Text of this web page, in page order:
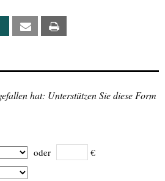
Xing Email
hat: Unterstützen Sie diese Form
oder €